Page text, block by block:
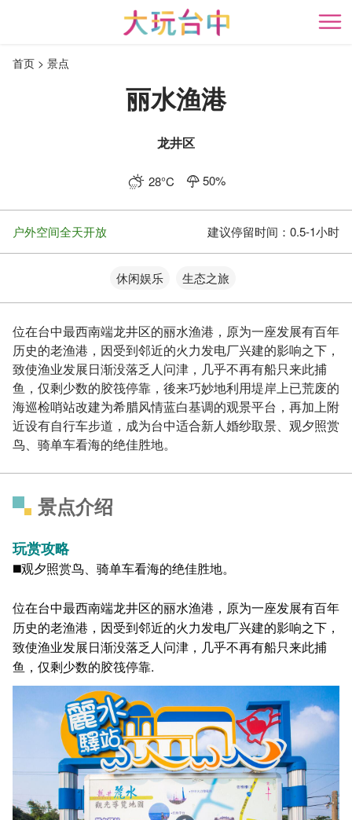
开
首页 景点
丽水渔港
龙井区
28°C 50%
户外空间全天开放 建议停留时间： 0.5-1小时
休闲娱乐 生态之旅
位在台中最西南端龙井区的丽水渔港，原为一座发展有百年
历史的老渔港，因受到邻近的火力发电厂兴建的影响之下，
致使渔业发展日渐没落乏人问津，几乎不再有船只来此捕
鱼，仅剩少数的胶筏停靠，後来巧妙地利用堤岸上已荒废的
海巡检哨站改建为希腊风情蓝白基调的观景平台，再加上附
近设有自行车步道，成为台中适合新人婚纱取景、观夕照赏
鸟、骑单车看海的绝佳胜地。
景点介绍
玩赏攻略
◼️观夕照赏鸟、骑单车看海的绝佳胜地。
位在台中最西南端龙井区的丽水渔港，原为一座发展有百年
历史的老渔港，因受到邻近的火力发电厂兴建的影响之下，
致使渔业发展日渐没落乏人问津，几乎不再有船只来此捕
鱼，仅剩少数的胶筏停靠.